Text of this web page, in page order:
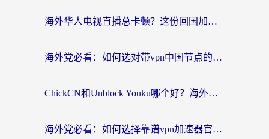
海外华人电视直播总卡顿？这份回国加速器选择指南帮你无缝看国内资源
海外党必看：如何选对带vpn中国节点的加速器？无缝访问国内资源全攻略
ChickCN和Unblock Youku哪个好？海外党亲测4款热门回国加速器，附避坑指南
海外党必看：如何选择靠谱vpn加速器官网？轻松解决国内APP地区限制